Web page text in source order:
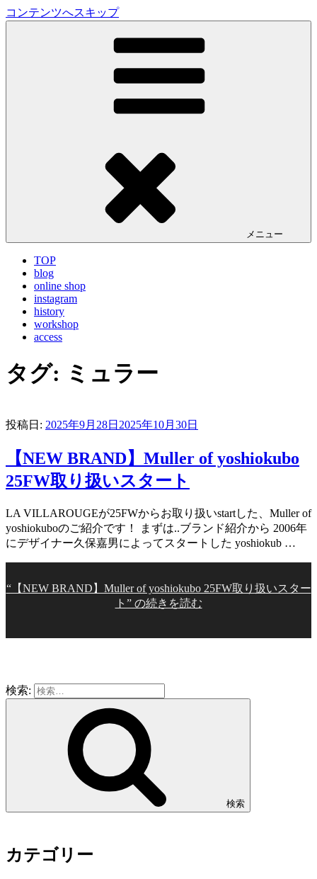
コンテンツへスキップ
LA VILLA ROUGE Blog
メニュー
TOP
blog
online shop
instagram
history
workshop
access
タグ: ミュラー
投稿日: 2025年9月28日 2025年10月30日
【NEW BRAND】Muller of yoshiokubo
25FW取り扱いスタート
LA VILLAROUGEが25FWからお取り扱いstartした、Muller of
yoshiokuboのご紹介です！ まずは..ブランド紹介から 2006年
にデザイナー久保嘉男によってスタートした yoshiokub …
“【NEW BRAND】Muller of yoshiokubo 25FW取り扱いスター
ト” の続きを読む
検索:
検索
カテゴリー